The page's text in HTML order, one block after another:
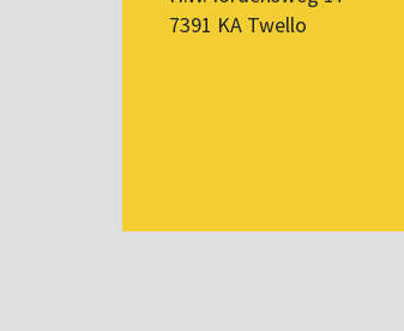
7391 KA Twello